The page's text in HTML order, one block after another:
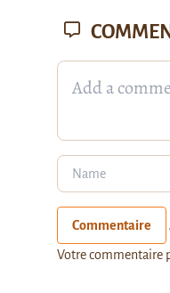
Commentaire
Votre commentaire